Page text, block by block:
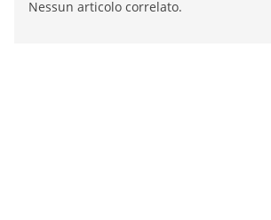
Nessun articolo correlato.